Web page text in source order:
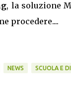
, la soluzione
procedere....
NEWS SCUOLA E